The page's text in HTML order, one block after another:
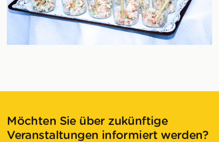
Möchten Sie über zukünftige
Veranstaltungen informiert werden?